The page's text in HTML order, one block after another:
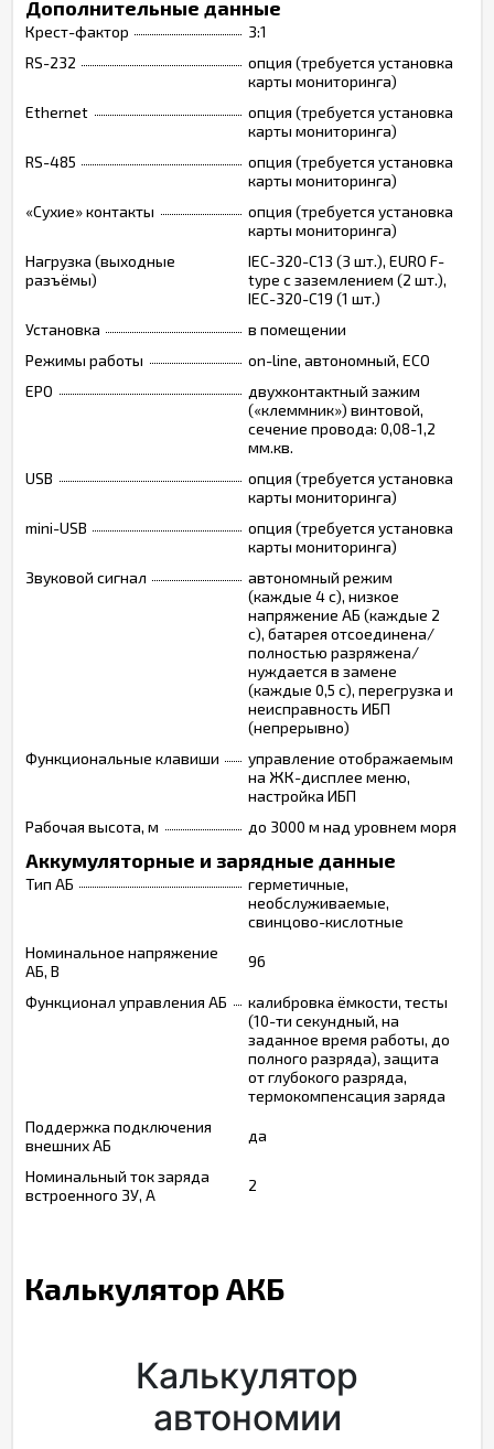
Дополнительные данные
Крест-фактор
3:1
RS-232
опция (требуется установка
карты мониторинга)
Ethernet
опция (требуется установка
карты мониторинга)
RS-485
опция (требуется установка
карты мониторинга)
«Сухие» контакты
опция (требуется установка
карты мониторинга)
Нагрузка (выходные
разъёмы)
IEC-320-C13 (3 шт.), EURO F-
type с заземлением (2 шт.),
IEC-320-C19 (1 шт.)
Установка
в помещении
Режимы работы
on-line, автономный, ECO
EPO
двухконтактный зажим
(«клеммник») винтовой,
сечение провода: 0,08-1,2
мм.кв.
USB
опция (требуется установка
карты мониторинга)
mini-USB
опция (требуется установка
карты мониторинга)
Звуковой сигнал
автономный режим
(каждые 4 с), низкое
напряжение АБ (каждые 2
с), батарея отсоединена/
полностью разряжена/
нуждается в замене
(каждые 0,5 с), перегрузка и
неисправность ИБП
(непрерывно)
Функциональные клавиши
управление отображаемым
на ЖК-дисплее меню,
настройка ИБП
Рабочая высота, м
до 3000 м над уровнем моря
Аккумуляторные и зарядные данные
Тип АБ
герметичные,
необслуживаемые,
свинцово-кислотные
Номинальное напряжение
АБ, В
96
Функционал управления АБ
калибровка ёмкости, тесты
(10-ти секундный, на
заданное время работы, до
полного разряда), защита
от глубокого разряда,
термокомпенсация заряда
Поддержка подключения
внешних АБ
да
Номинальный ток заряда
встроенного ЗУ, А
2
Калькулятор АКБ
Калькулятор
автономии